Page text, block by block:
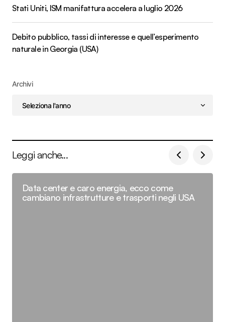
Stati Uniti, ISM manifattura accelera a luglio 2026
Debito pubblico, tassi di interesse e quell’esperimento
naturale in Georgia (USA)
Archivi
Leggi anche...
Data center e caro energia, ecco come
cambiano infrastrutture e trasporti negli USA